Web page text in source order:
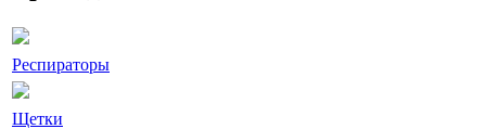
Респираторы
Щетки